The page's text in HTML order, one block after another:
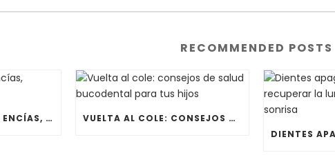
RECOMMENDED POSTS
DOLOR DE DIENTES Y ENCÍAS, ¿CÓMO EVITARLO?
VUELTA AL COLE: CONSEJOS DE SALUD BUCODENTAL PARA TUS HIJOS